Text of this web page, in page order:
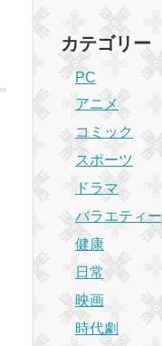
カテゴリー
PC
アニメ
コミック
スポーツ
ドラマ
バラエティー
健康
日常
映画
時代劇